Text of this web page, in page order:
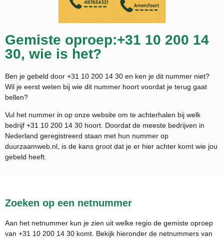
Gemiste oproep:+31 10 200 14
30, wie is het?
Ben je gebeld door +31 10 200 14 30 en ken je dit nummer niet?
Wil je eerst weten bij wie dit nummer hoort voordat je terug gaat
bellen?
Vul het nummer in op onze website om te achterhalen bij welk
bedrijf +31 10 200 14 30 hoort. Doordat de meeste bedrijven in
Nederland geregistreerd staan met hun nummer op
duurzaamweb.nl, is de kans groot dat je er hier achter komt wie jou
gebeld heeft.
Zoeken op een netnummer
Aan het netnummer kun je zien uit welke regio de gemiste oproep
van +31 10 200 14 30 komt. Bekijk hieronder de netnummers van